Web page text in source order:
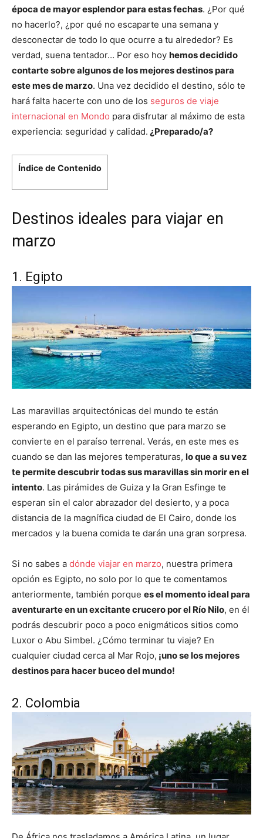
época de mayor esplendor para estas fechas. ¿Por qué
no hacerlo?, ¿por qué no escaparte una semana y
desconectar de todo lo que ocurre a tu alrededor? Es
verdad, suena tentador… Por eso hoy hemos decidido
contarte sobre algunos de los mejores destinos para
este mes de marzo. Una vez decidido el destino, sólo te
hará falta hacerte con uno de los seguros de viaje
internacional en Mondo para disfrutar al máximo de esta
experiencia: seguridad y calidad. ¿Preparado/a?
Índice de Contenido
Destinos ideales para viajar en
marzo
1. Egipto
Las maravillas arquitectónicas del mundo te están
esperando en Egipto, un destino que para marzo se
convierte en el paraíso terrenal. Verás, en este mes es
cuando se dan las mejores temperaturas, lo que a su vez
te permite descubrir todas sus maravillas sin morir en el
intento. Las pirámides de Guiza y la Gran Esfinge te
esperan sin el calor abrazador del desierto, y a poca
distancia de la magnífica ciudad de El Cairo, donde los
mercados y la buena comida te darán una gran sorpresa.
Si no sabes a dónde viajar en marzo, nuestra primera
opción es Egipto, no solo por lo que te comentamos
anteriormente, también porque es el momento ideal para
aventurarte en un excitante crucero por el Río Nilo, en él
podrás descubrir poco a poco enigmáticos sitios como
Luxor o Abu Simbel. ¿Cómo terminar tu viaje? En
cualquier ciudad cerca al Mar Rojo, ¡uno se los mejores
destinos para hacer buceo del mundo!
2. Colombia